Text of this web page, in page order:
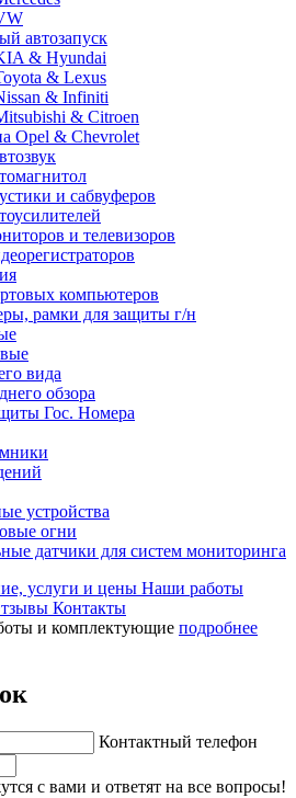
автозапуск
& Hyundai
& Lexus
& Infiniti
& Citroen
Opel & Chevrolet
и сабвуферов
и телевизоров
компьютеров
рамки для защиты г/н
вида
обзора
Гос. Номера
устройства
огни
датчики для систем мониторинга
услуги и цены Наши работы
Контакты
и комплектующие подробнее
Контактный телефон
с вами и ответят на все вопросы!